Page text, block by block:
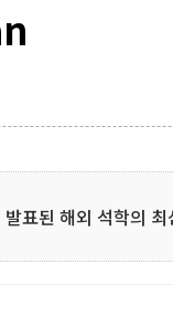
발표된 해외 석학의